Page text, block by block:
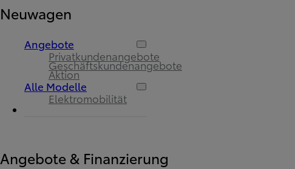
Neuwagen
Angebote
Privatkundenangebote
Geschäftskundenangebote
Aktion
Alle Modelle
Elektromobilität
Angebote & Finanzierung